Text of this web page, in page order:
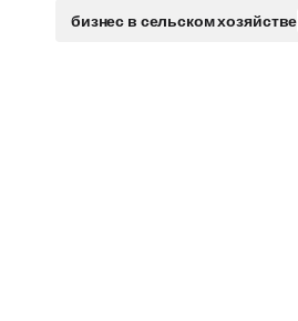
бизнес в сельском хозяйстве